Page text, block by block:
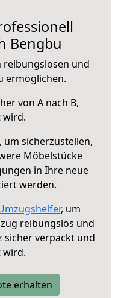
Bengbu
reibungslosen und
ermöglichen.
von A nach B,
, um sicherzustellen,
Möbelstücke
in Ihre neue
werden.
, um
reibungslos und
sicher verpackt und
erhalten